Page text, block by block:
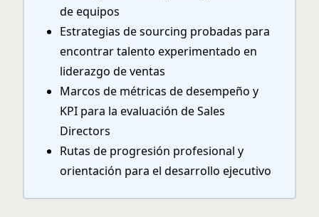
de equipos
Estrategias de sourcing probadas para
encontrar talento experimentado en
liderazgo de ventas
Marcos de métricas de desempeño y
KPI para la evaluación de Sales
Directors
Rutas de progresión profesional y
orientación para el desarrollo ejecutivo